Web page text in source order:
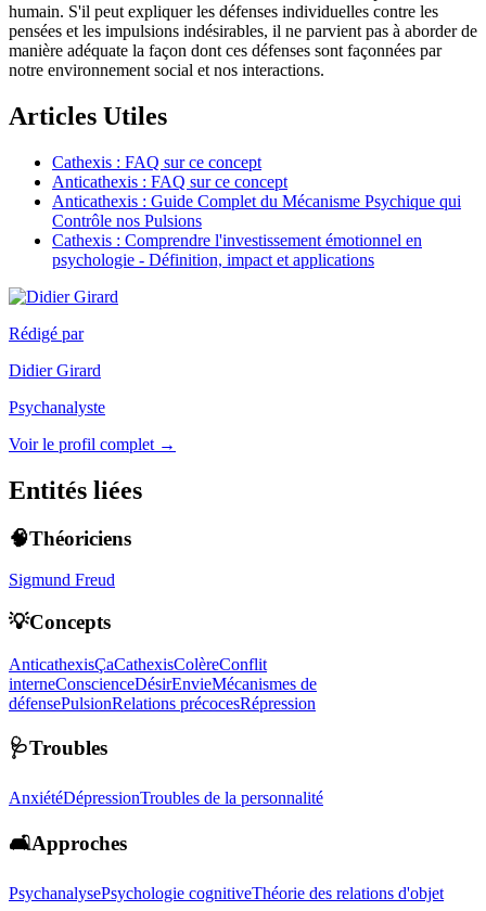
humain. S'il peut expliquer les défenses individuelles contre les
pensées et les impulsions indésirables, il ne parvient pas à aborder de
manière adéquate la façon dont ces défenses sont façonnées par
notre environnement social et nos interactions.
Articles Utiles
Cathexis : FAQ sur ce concept
Anticathexis : FAQ sur ce concept
Anticathexis : Guide Complet du Mécanisme Psychique qui
Contrôle nos Pulsions
Cathexis : Comprendre l'investissement émotionnel en
psychologie - Définition, impact et applications
Rédigé par
Didier Girard
Psychanalyste
Voir le profil complet →
Entités liées
🧠Théoriciens
Sigmund Freud
💡Concepts
AnticathexisÇaCathexisColèreConflit
interneConscienceDésirEnvieMécanismes de
défensePulsionRelations précocesRépression
🩺Troubles
AnxiétéDépressionTroubles de la personnalité
🛋️Approches
PsychanalysePsychologie cognitiveThéorie des relations d'objet